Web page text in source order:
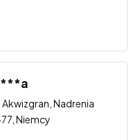
Nadrenia
Niemcy